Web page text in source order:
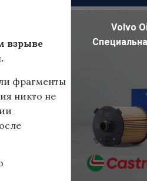
взрыве
фрагменты
никто не
Volvo